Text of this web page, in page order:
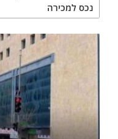
נכס למכירה